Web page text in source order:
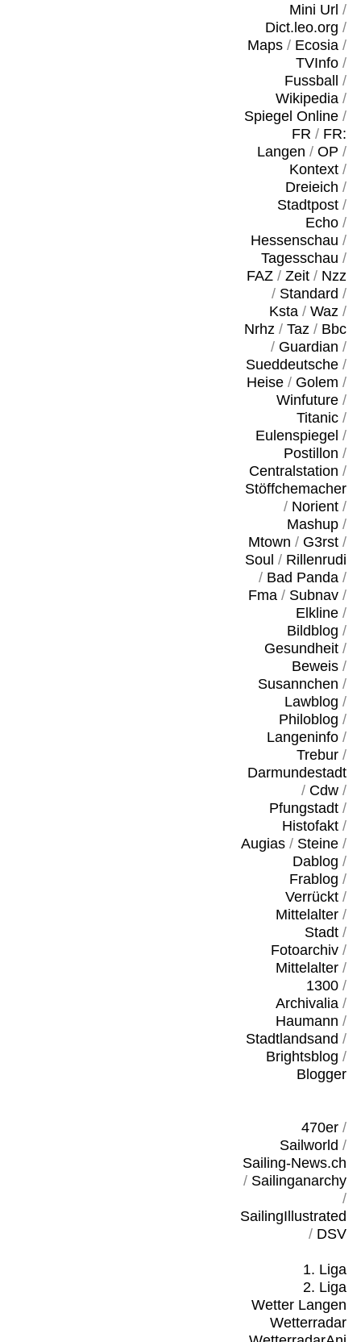
Mini Url /
Dict.leo.org /
Maps/ Ecosia/
TVInfo/
Fussball
/
Wikipedia/
Spiegel Online/
FR / FR:
Langen / OP /
Kontext/
Dreieich /
Stadtpost/
Echo/
Hessenschau /
Tagesschau /
FAZ/ Zeit/ Nzz
/ Standard /
Ksta/ Waz/
Nrhz/ Taz/ Bbc
/ Guardian /
Sueddeutsche/
Heise/ Golem /
Winfuture/
Titanic/
Eulenspiegel /
Postillon /
Centralstation /
Stöffchemacher
/ Norient/
Mashup/
Mtown / G3rst/
Soul / Rillenrudi
/ Bad Panda/
Fma/ Subnav/
Elkline/
Bildblog /
Gesundheit/
Beweis/
Susannchen /
Lawblog /
Philoblog /
Langeninfo/
Trebur/
Darmundestadt
/ Cdw/
Pfungstadt/
Histofakt/
Augias/ Steine/
Dablog /
Frablog /
Verrückt/
Mittelalter/
Stadt/
Fotoarchiv/
Mittelalter/
1300/
Archivalia/
Haumann /
Stadtlandsand /
Brightsblog /
Blogger
470er/
Sailworld /
Sailing-News.ch
/ Sailinganarchy
/
SailingIllustrated
/ DSV
1. Liga
2. Liga
Wetter Langen
Wetterradar